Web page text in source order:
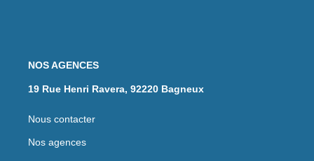
NOS AGENCES
19 Rue Henri Ravera, 92220 Bagneux
Nous contacter
Nos agences